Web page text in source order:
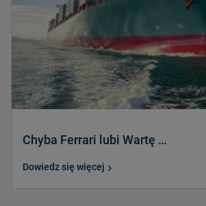
Chyba Ferrari lubi Wartę …
Dowiedz się więcej